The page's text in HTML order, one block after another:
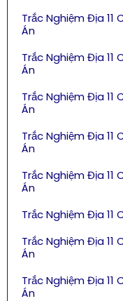
Trắc Nghiệm Địa 11
Án
Trắc Nghiệm Địa 11
Án
Trắc Nghiệm Địa 11
Án
Trắc Nghiệm Địa 11
Án
Trắc Nghiệm Địa 11
Án
Trắc Nghiệm Địa 11
Trắc Nghiệm Địa 11
Án
Trắc Nghiệm Địa 11
Án